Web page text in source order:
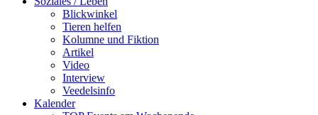
Blickwinkel
Tieren helfen
Kolumne und Fiktion
Artikel
Video
Interview
Veedelsinfo
Kalender